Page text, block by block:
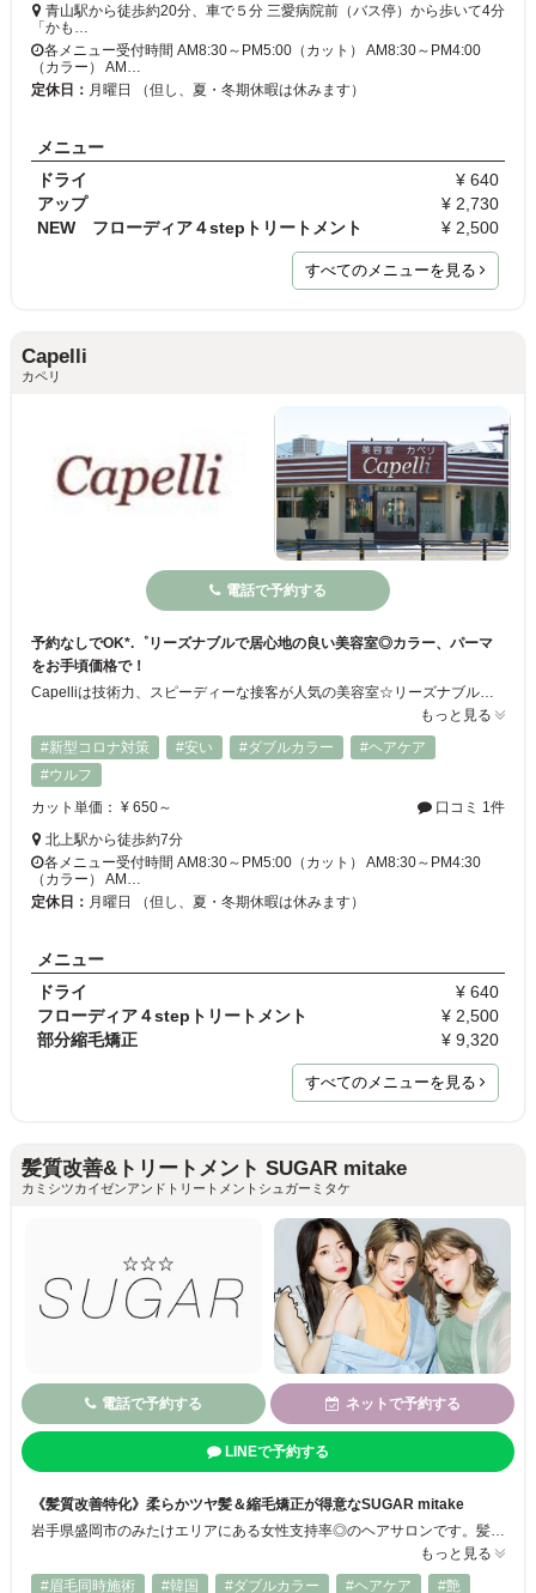
青山駅から徒歩約20分、車で５分 三愛病院前（バス停）から歩いて4分
「かも…
各メニュー受付時間 AM8:30～PM5:00（カット） AM8:30～PM4:00
（カラー） AM…
定休日： 月曜日 （但し、夏・冬期休暇は休みます）
メニュー
ドライ
¥ 640
アップ
¥ 2,730
NEW フローディア４stepトリートメント
¥ 2,500
すべてのメニューを見る
Capelli
カペリ
電話で予約する
予約なしでOK*.゜リーズナブルで居心地の良い美容室◎カラー、パーマ
をお手頃価格で！
Capelliは技術力、スピーディーな接客が人気の美容室☆リーズナブルで納得のいく仕上がりになると評判です♪髪や頭皮に関するお悩み・ご要望があれば、どんなに些細なことでも遠慮なくお聞かせください！ご期待に応えます◎何度でも通いやすい場所にしたいので、カットもカラーも全部お得な価格設定です。初回価格はないので、いつでもずっとこのお値段♪ぜひ一度お試しください♪
もっと見る
#新型コロナ対策
#安い #ダブルカラー
#ヘアケア
#ウルフ
カット単価： ¥ 650～
口コミ 1件
北上駅から徒歩約7分
各メニュー受付時間 AM8:30～PM5:00（カット） AM8:30～PM4:30
（カラー） AM…
定休日： 月曜日 （但し、夏・冬期休暇は休みます）
メニュー
ドライ
¥ 640
フローディア４stepトリートメント
¥ 2,500
部分縮毛矯正
¥ 9,320
すべてのメニューを見る
髪質改善&トリートメント SUGAR mitake
カミシツカイゼンアンドトリートメントシュガーミタケ
電話で予約する ネットで予約する
LINEで予約する
《髪質改善特化》柔らかツヤ髪＆縮毛矯正が得意なSUGAR mitake
もっと見る
#眉毛同時施術
#韓国 #ダブルカラー #ヘアケア #艶